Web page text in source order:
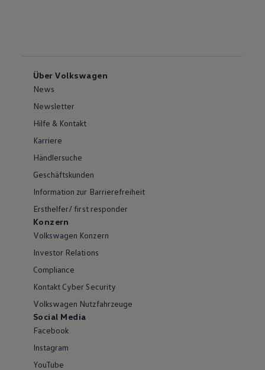
Über Volkswagen
News
Newsletter
Hilfe & Kontakt
Karriere
Händlersuche
Geschäftskunden
Information zur Barrierefreiheit
Ersthelfer/ first responder
Konzern
Volkswagen Konzern
Investor Relations
Compliance
Kontakt Cyber Security
Volkswagen Nutzfahrzeuge
Social Media
Facebook
Instagram
YouTube